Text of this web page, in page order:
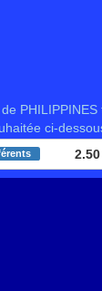
PHILIPPINES
ci-
2.50